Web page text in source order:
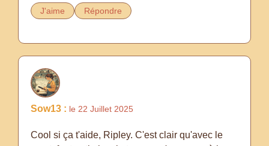
J'aime Répondre
Sow13 : le 22 Juillet 2025
Cool si ça t'aide, Ripley. C'est clair qu'avec le